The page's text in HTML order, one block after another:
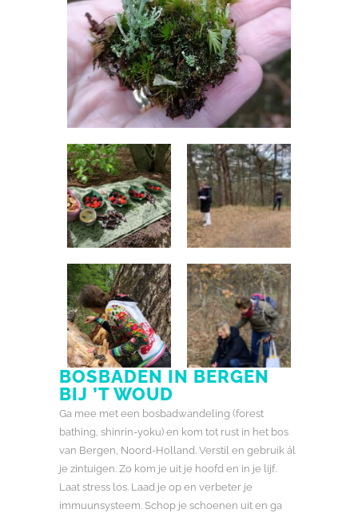
BOSBADEN IN BERGEN
BIJ ’T WOUD
Ga mee met een bosbadwandeling (forest
bathing, shinrin-yoku) en kom tot rust in het bos
van Bergen, Noord-Holland. Verstil en gebruik ál
je zintuigen. Zo kom je uit je hoofd en in je lijf.
Laat stress los. Laad je op en verbeter je
immuunsysteem. Schop je schoenen uit en ga